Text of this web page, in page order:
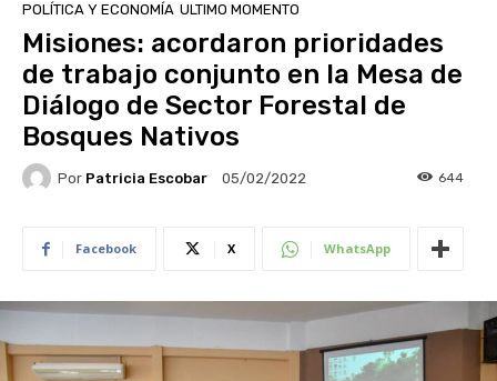
POLÍTICA Y ECONOMÍA ULTIMO MOMENTO
Misiones: acordaron prioridades
de trabajo conjunto en la Mesa de
Diálogo de Sector Forestal de
Bosques Nativos
Por Patricia Escobar 05/02/2022 644
Facebook X WhatsApp